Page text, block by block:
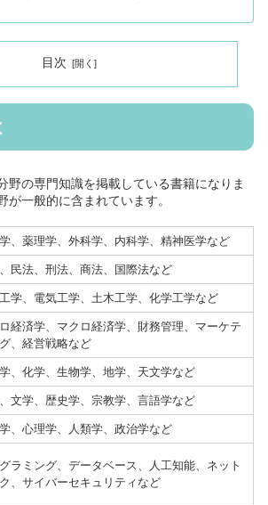
目次
野の専門知識を掲載している書籍になりま
が一般的に含まれています。
、薬理学、外科学、内科学、精神医学など
民法、刑法、商法、国際法など
学、電気工学、土木工学、化学工学など
経済学、マクロ経済学、財務管理、マーケテ
、経営戦略など
、化学、生物学、地学、天文学など
文学、歴史学、宗教学、言語学など
、心理学、人類学、政治学など
ラミング、データベース、人工知能、ネット
、サイバーセキュリティなど